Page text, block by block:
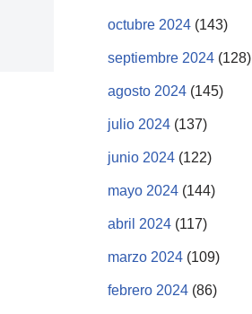
octubre 2024 (143)
septiembre 2024 (128)
agosto 2024 (145)
julio 2024 (137)
junio 2024 (122)
mayo 2024 (144)
abril 2024 (117)
marzo 2024 (109)
febrero 2024 (86)